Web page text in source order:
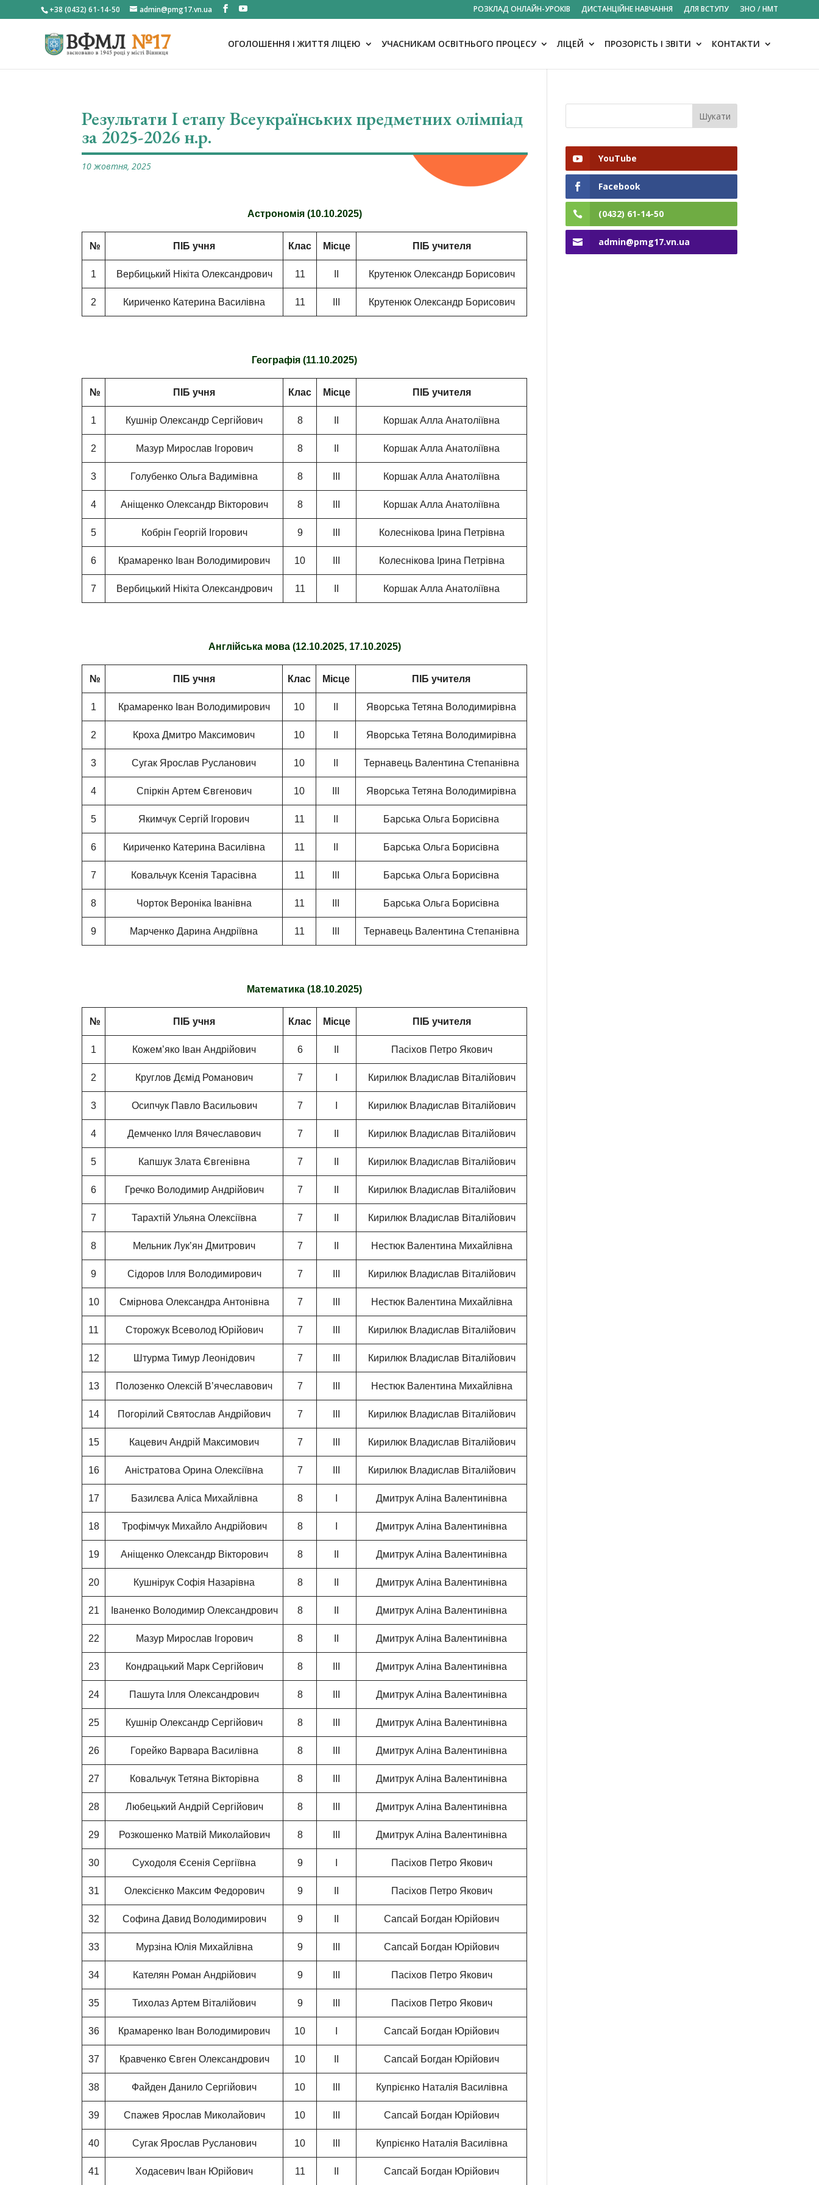
+38 (0432) 61-14-50 admin@pmg17.vn.ua РОЗКЛАД ОНЛАЙН-УРОКІВ ДИСТАНЦІЙНЕ НАВЧАННЯ ДЛЯ ВСТУПУ ЗНО / НМТ
ОГОЛОШЕННЯ І ЖИТТЯ ЛІЦЕЮ УЧАСНИКАМ ОСВІТНЬОГО ПРОЦЕСУ ЛІЦЕЙ ПРОЗОРІСТЬ І ЗВІТИ КОНТАКТИ
Результати І етапу Всеукраїнських предметних олімпіад
за 2025-2026 н.р.
10 жовтня, 2025
Астрономія (10.10.2025)
№ ПІБ учня Клас Місце ПІБ учителя
1 Вербицький Нікіта Олександрович 11 Крутенюк Олександр Борисович
2 Кириченко Катерина Василівна 11 Крутенюк Олександр Борисович
Географія (11.10.2025)
№ ПІБ учня Клас Місце ПІБ учителя
1 Кушнір Олександр Сергійович 8 Коршак Алла Анатоліївна
2 Мазур Мирослав Ігорович 8 Коршак Алла Анатоліївна
3 Голубенко Ольга Вадимівна 8 Коршак Алла Анатоліївна
4 Аніщенко Олександр Вікторович 8 Коршак Алла Анатоліївна
5 Кобрін Георгій Ігорович 9 Колеснікова Ірина Петрівна
6 Крамаренко Іван Володимирович 10 Колеснікова Ірина Петрівна
7 Вербицький Нікіта Олександрович 11 Коршак Алла Анатоліївна
Англійська мова (12.10.2025, 17.10.2025)
№ ПІБ учня Клас Місце ПІБ учителя
1 Крамаренко Іван Володимирович 10 Яворська Тетяна Володимирівна
2 Кроха Дмитро Максимович 10 Яворська Тетяна Володимирівна
3 Сугак Ярослав Русланович 10 Тернавець Валентина Степанівна
4 Спіркін Артем Євгенович 10 Яворська Тетяна Володимирівна
5 Якимчук Сергій Ігорович 11 Барська Ольга Борисівна
6 Кириченко Катерина Василівна 11 Барська Ольга Борисівна
7 Ковальчук Ксенія Тарасівна 11 Барська Ольга Борисівна
8 Чорток Вероніка Іванівна 11 Барська Ольга Борисівна
9 Марченко Дарина Андріївна 11 Тернавець Валентина Степанівна
Математика (18.10.2025)
№ ПІБ учня Клас Місце ПІБ учителя
1 Кожем’яко Іван Андрійович 6 Пасіхов Петро Якович
2 Круглов Дємід Романович 7 Кирилюк Владислав Віталійович
3 Осипчук Павло Васильович 7 Кирилюк Владислав Віталійович
4 Демченко Ілля Вячеславович 7 Кирилюк Владислав Віталійович
5 Капшук Злата Євгенівна 7 Кирилюк Владислав Віталійович
6 Гречко Володимир Андрійович 7 Кирилюк Владислав Віталійович
7 Тарахтій Ульяна Олексіївна 7 Кирилюк Владислав Віталійович
8 Мельник Лук’ян Дмитрович 7 Нестюк Валентина Михайлівна
9 Сідоров Ілля Володимирович 7 Кирилюк Владислав Віталійович
10 Смірнова Олександра Антонівна 7 Нестюк Валентина Михайлівна
11 Сторожук Всеволод Юрійович 7 Кирилюк Владислав Віталійович
12 Штурма Тимур Леонідович 7 Кирилюк Владислав Віталійович
13 Полозенко Олексій В’ячеславович 7 Нестюк Валентина Михайлівна
14 Погорілий Святослав Андрійович 7 Кирилюк Владислав Віталійович
15 Кацевич Андрій Максимович 7 Кирилюк Владислав Віталійович
16 Аністратова Орина Олексіївна 7 Кирилюк Владислав Віталійович
17 Базилєва Аліса Михайлівна 8 Дмитрук Аліна Валентинівна
18 Трофімчук Михайло Андрійович 8 Дмитрук Аліна Валентинівна
19 Аніщенко Олександр Вікторович 8 Дмитрук Аліна Валентинівна
20 Кушнірук Софія Назарівна 8 Дмитрук Аліна Валентинівна
21 Іваненко Володимир Олександрович 8 Дмитрук Аліна Валентинівна
22 Мазур Мирослав Ігорович 8 Дмитрук Аліна Валентинівна
23 Кондрацький Марк Сергійович 8 Дмитрук Аліна Валентинівна
24 Пашута Ілля Олександрович 8 Дмитрук Аліна Валентинівна
25 Кушнір Олександр Сергійович 8 Дмитрук Аліна Валентинівна
26 Горейко Варвара Василівна 8 Дмитрук Аліна Валентинівна
27 Ковальчук Тетяна Вікторівна 8 Дмитрук Аліна Валентинівна
28 Любецький Андрій Сергійович 8 Дмитрук Аліна Валентинівна
29 Розкошенко Матвій Миколайович 8 Дмитрук Аліна Валентинівна
30 Суходоля Єсенія Сергіївна 9 Пасіхов Петро Якович
31 Олексієнко Максим Федорович 9 Пасіхов Петро Якович
32 Софина Давид Володимирович 9 Сапсай Богдан Юрійович
33 Мурзіна Юлія Михайлівна 9 Сапсай Богдан Юрійович
34 Кателян Роман Андрійович 9 Пасіхов Петро Якович
35 Тихолаз Артем Віталійович 9 Пасіхов Петро Якович
36 Крамаренко Іван Володимирович 10 Сапсай Богдан Юрійович
37 Кравченко Євген Олександрович 10 Сапсай Богдан Юрійович
38 Файден Данило Сергійович 10 Купрієнко Наталія Василівна
39 Спажев Ярослав Миколайович 10 Сапсай Богдан Юрійович
40 Сугак Ярослав Русланович 10 Купрієнко Наталія Василівна
41 Ходасевич Іван Юрійович 11 Сапсай Богдан Юрійович
YouTube
Facebook
(0432) 61-14-50
admin@pmg17.vn.ua